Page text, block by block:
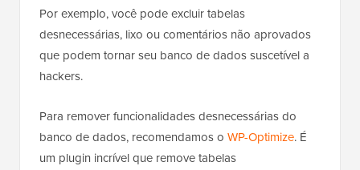
Por exemplo, você pode excluir tabelas
desnecessárias, lixo ou comentários não aprovados
que podem tornar seu banco de dados suscetível a
hackers.
Para remover funcionalidades desnecessárias do
banco de dados, recomendamos o WP-Optimize. É
um plugin incrível que remove tabelas